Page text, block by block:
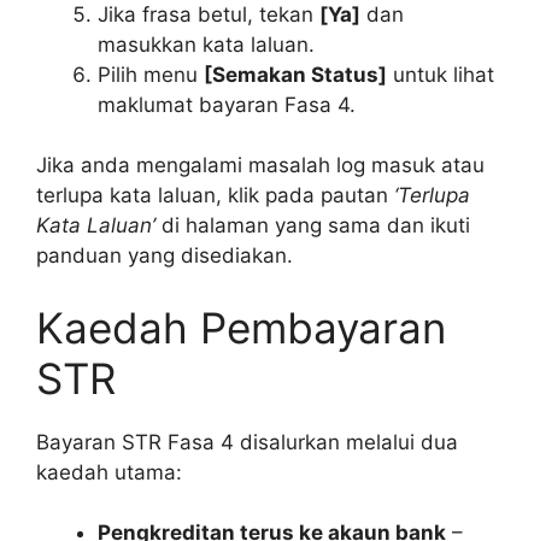
Jika frasa betul, tekan [Ya] dan
masukkan kata laluan.
Pilih menu [Semakan Status] untuk lihat
maklumat bayaran Fasa 4.
Jika anda mengalami masalah log masuk atau
terlupa kata laluan, klik pada pautan ‘Terlupa
Kata Laluan’di halaman yang sama dan ikuti
panduan yang disediakan.
Kaedah Pembayaran
STR
Bayaran STR Fasa 4 disalurkan melalui dua
kaedah utama:
Pengkreditan terus ke akaun bank –